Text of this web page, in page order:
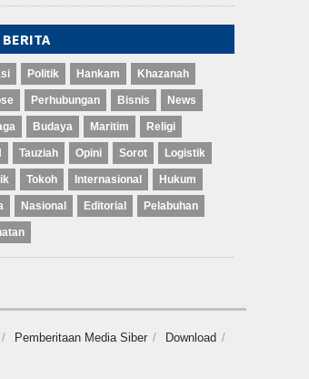
BERITA
Politik Hankam Khazanah
Perhubungan Bisnis News
Budaya Maritim Religi
Tauziah Opini Sorot Logistik
Tokoh Internasional Hukum
Nasional Editorial Pelabuhan
Pemberitaan Media Siber Download